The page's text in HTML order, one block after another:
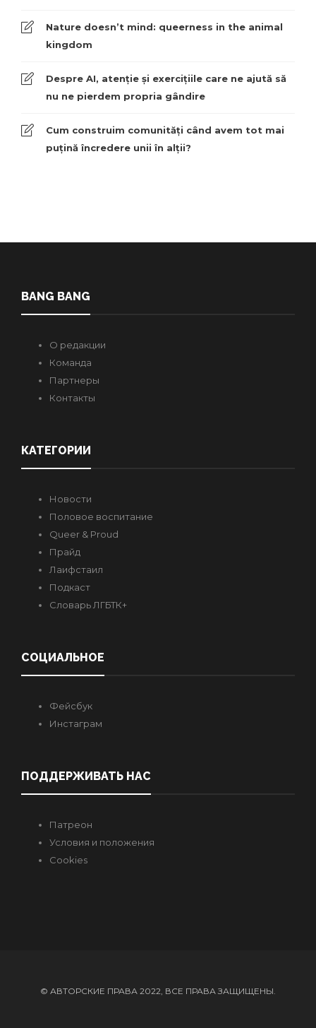
Nature doesn’t mind: queerness in the animal
kingdom
Despre AI, atenție și exercițiile care ne ajută să
nu ne pierdem propria gândire
Cum construim comunități când avem tot mai
puțină încredere unii în alții?
BANG BANG
О редакции
Команда
Партнеры
Контакты
КАТЕГОРИИ
Новости
Половое воспитание
Queer & Proud
Прайд
Лаифстаил
Подкаст
Словарь ЛГБТК+
СОЦИАЛЬНОЕ
Фейсбук
Инстаграм
ПОДДЕРЖИВАТЬ НАС
Патреон
Условия и положения
Cookies
© АВТОРСКИЕ ПРАВА 2022, ВСЕ ПРАВА ЗАЩИЩЕНЫ.